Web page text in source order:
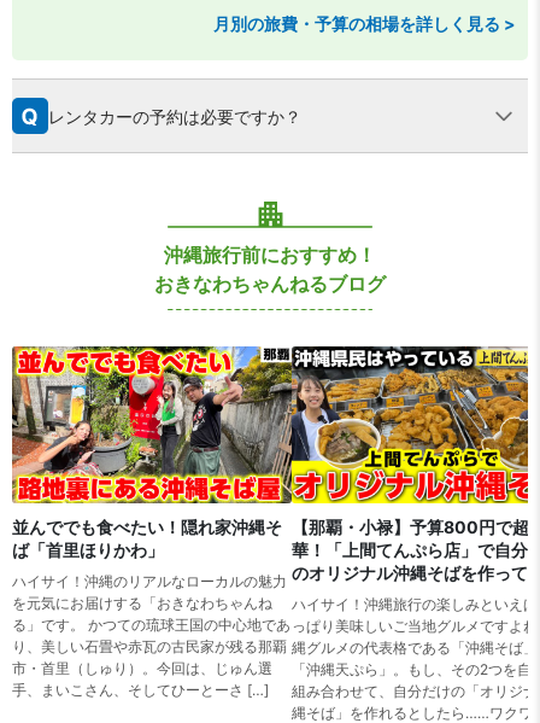
月別の旅費・予算の相場を詳しく見る >
レンタカーの予約は必要ですか？
沖縄旅行前におすすめ！
おきなわちゃんねるブログ
並んででも食べたい！隠れ家沖縄そ
ば「首里ほりかわ」
ハイサイ！沖縄のリアルなローカルの魅力
を元気にお届けする「おきなわちゃんね
る」です。 かつての琉球王国の中心地であ
り、美しい石畳や赤瓦の古民家が残る那覇
市・首里（しゅり）。今回は、じゅん選
手、まいこさん、そしてひーとーさ […]
【那覇・小禄】予算800円で超
華！「上間てんぷら店」で自分
のオリジナル沖縄そばを作って
ハイサイ！沖縄旅行の楽しみといえ
っぱり美味しいご当地グルメですよ
縄グルメの代表格である「沖縄そば
「沖縄天ぷら」。もし、その2つを自
組み合わせて、自分だけの「オリジ
縄そば」を作れるとしたら……ワクワ